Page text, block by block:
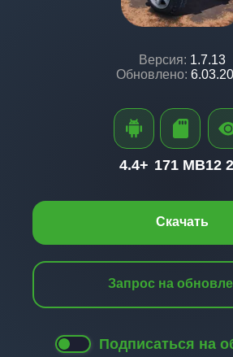
Версия: 1.7.13
Обновлено:
Скачать
Запрос на
Подписаться на
4.4+ 171 MB12